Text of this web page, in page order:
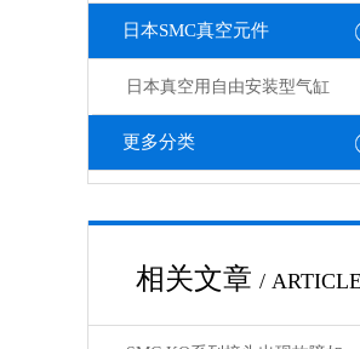
日本SMC真空元件
日本真空用自由安装型气缸
更多分类
相关文章 / ARTICLE